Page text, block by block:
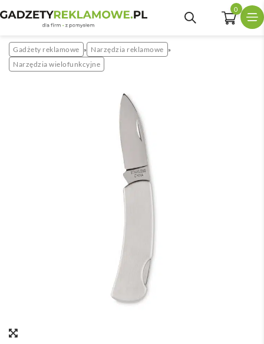
0
Gadżety reklamowe » Narzędzia reklamowe »
Narzędzia wielofunkcyjne